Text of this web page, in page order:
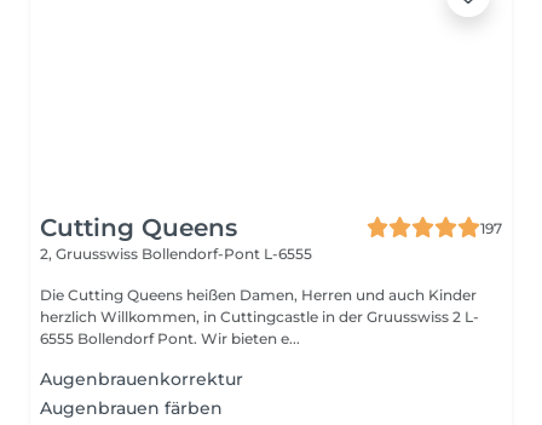
Cutting Queens
197
2, Gruusswiss Bollendorf-Pont L-6555
Die Cutting Queens heißen Damen, Herren und auch Kinder
herzlich Willkommen, in Cuttingcastle in der Gruusswiss 2 L-
6555 Bollendorf Pont. Wir bieten e...
Augenbrauenkorrektur
Augenbrauen färben